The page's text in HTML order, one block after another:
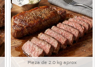
Pieza de 2.0 kg aprox